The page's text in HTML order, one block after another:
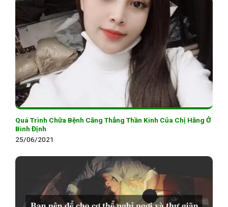
Quá Trình Chữa Bệnh Căng Thẳng Thần Kinh Của Chị Hằng Ở
Bình Định
25/06/2021